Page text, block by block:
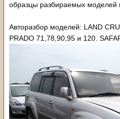
образцы разбираемых моделей
Авторазбор моделей: LAND
PRADO 71,78,90,95 и 120.